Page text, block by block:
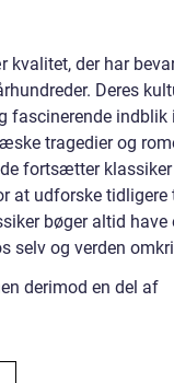
der har
Deres
fascinerende indblik
tragedier og
fortsætter
at udforske tidligere
bøger altid have
selv og verden
derimod en del af